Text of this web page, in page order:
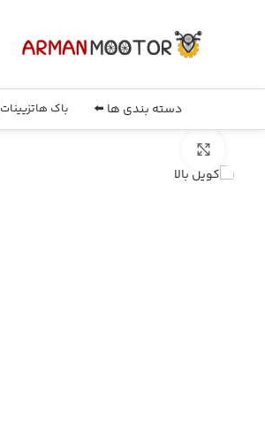
دسته بندی ها ⬅️ باک هاتزیینات